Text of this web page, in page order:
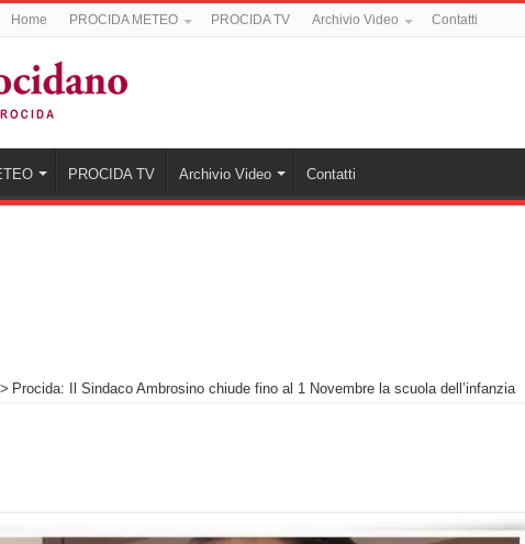
Home PROCIDA METEO PROCIDA TV Archivio Video Contatti
PROCIDA TV Archivio Video Contatti
> Procida: Il Sindaco Ambrosino chiude fino al 1 Novembre la scuola dell’infanzia